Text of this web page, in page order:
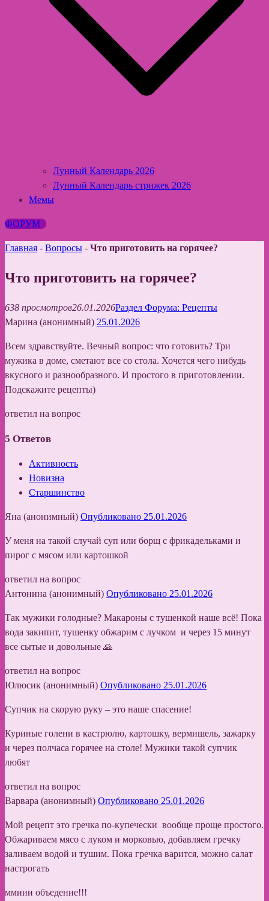
Лунный Календарь 2026
Лунный Календарь стрижек 2026
Мемы
ФОРУМ
Главная - Вопросы - Что приготовить на горячее?
Что приготовить на горячее?
638 просмотров26.01.2026Раздел Форума: Рецепты
Марина (анонимный) 25.01.2026
Всем здравствуйте. Вечный вопрос: что готовить? Три
мужика в доме, сметают все со стола. Хочется чего нибудь
вкусного и разнообразного. И простого в приготовлении.
Подскажите рецепты)
ответил на вопрос
5 Ответов
Активность
Новизна
Старшинство
Яна (анонимный) Опубликовано 25.01.2026
У меня на такой случай суп или борщ с фрикадельками и
пирог с мясом или картошкой
ответил на вопрос
Антонина (анонимный) Опубликовано 25.01.2026
Так мужики голодные? Макароны с тушенкой наше всё! Пока
вода закипит, тушенку обжарим с лучком и через 15 минут
все сытые и довольные 🙏
ответил на вопрос
Юлюсик (анонимный) Опубликовано 25.01.2026
Супчик на скорую руку – это наше спасение!
Куриные голени в кастрюлю, картошку, вермишель, зажарку
и через полчаса горячее на столе! Мужики такой супчик
любят
ответил на вопрос
Варвара (анонимный) Опубликовано 25.01.2026
Мой рецепт это гречка по-купечески вообще проще простого.
Обжариваем мясо с луком и морковью, добавляем гречку
заливаем водой и тушим. Пока гречка варится, можно салат
настрогать
ммиии объедение!!!